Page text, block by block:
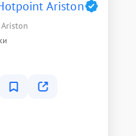
Ariston